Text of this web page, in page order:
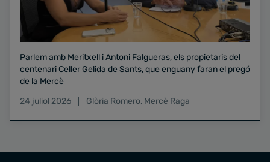
Parlem amb Meritxell i Antoni Falgueras, els propietaris del
centenari Celler Gelida de Sants, que enguany faran el pregó
de la Mercè
24 juliol 2026
Glòria Romero, Mercè Raga